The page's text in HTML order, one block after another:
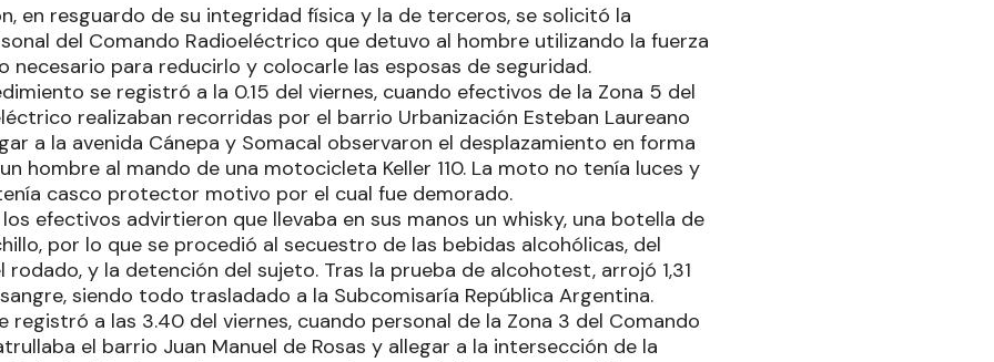
en resguardo de su integridad física y la de terceros, se solicitó la
del Comando Radioeléctrico que detuvo al hombre utilizando la fuerza
necesario para reducirlo y colocarle las esposas de seguridad.
se registró a la 0.15 del viernes, cuando efectivos de la Zona 5 del
realizaban recorridas por el barrio Urbanización Esteban Laureano
a la avenida Cánepa y Somacal observaron el desplazamiento en forma
hombre al mando de una motocicleta Keller 110. La moto no tenía luces y
casco protector motivo por el cual fue demorado.
efectivos advirtieron que llevaba en sus manos un whisky, una botella de
por lo que se procedió al secuestro de las bebidas alcohólicas, del
rodado, y la detención del sujeto. Tras la prueba de alcohotest, arrojó 1,31
siendo todo trasladado a la Subcomisaría República Argentina.
registró a las 3.40 del viernes, cuando personal de la Zona 3 del Comando
el barrio Juan Manuel de Rosas y allegar a la intersección de la